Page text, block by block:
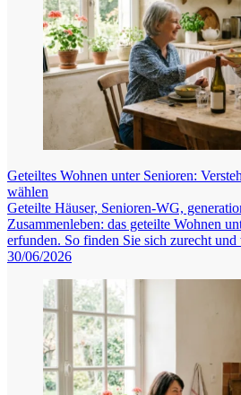
Geteiltes Wohnen unter Senioren:
wählen
Geteilte Häuser, Senioren-WG,
Zusammenleben: das geteilte Wohnen
erfunden. So finden Sie sich zurecht und
30/06/2026